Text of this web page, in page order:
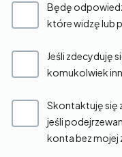
Będę
które widzę lub
Jeśli zdecyduję
komukolwiek
Skontaktuję się
jeśli
konta bez mojej